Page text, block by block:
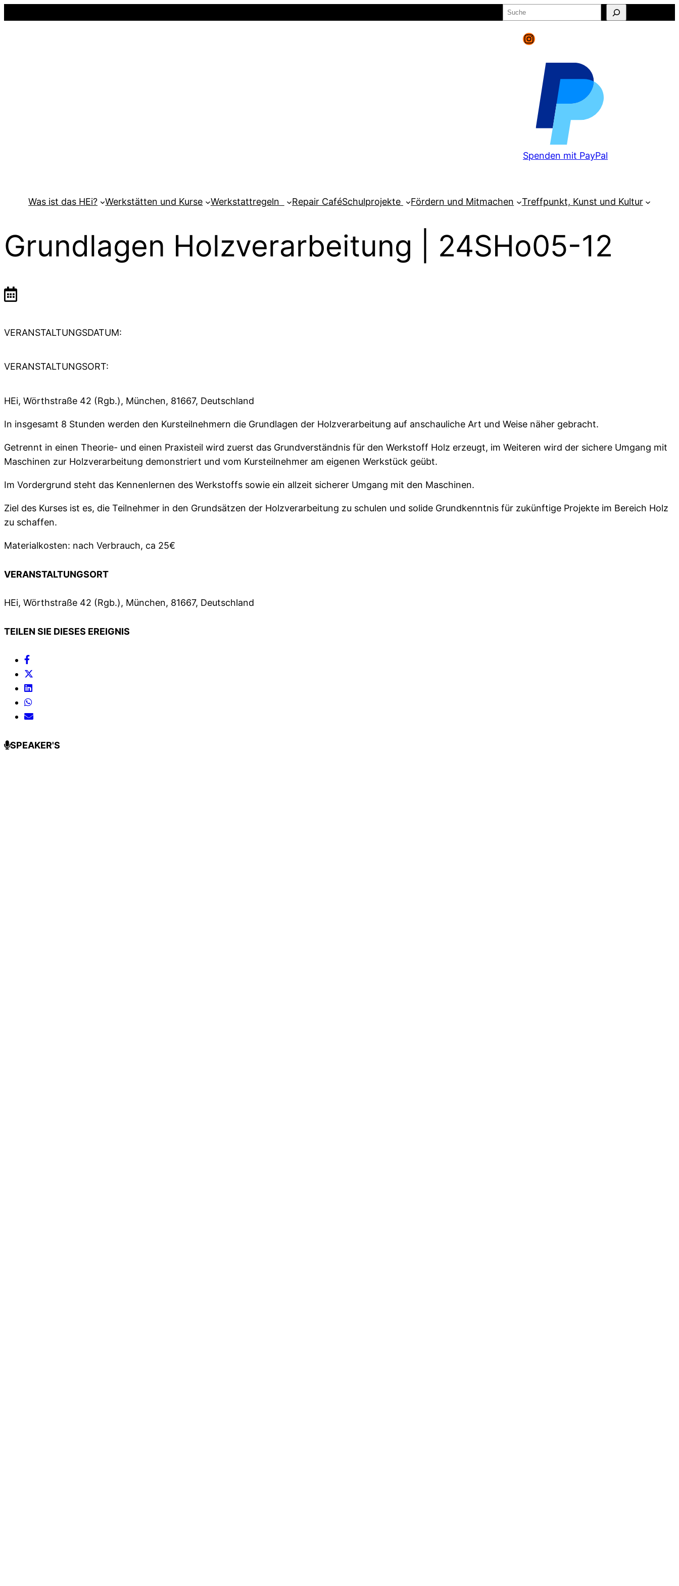
Suchen
Instagram
Spenden mit PayPal
Was ist das HEi? Werkstätten und Kurse Werkstattregeln Repair CaféSchulprojekte Fördern und Mitmachen Treffpunkt, Kunst und Kultur
Grundlagen Holzverarbeitung | 24SHo05-12
VERANSTALTUNGSDATUM:
VERANSTALTUNGSORT:
HEi, Wörthstraße 42 (Rgb.), München, 81667, Deutschland
In insgesamt 8 Stunden werden den Kursteilnehmern die Grundlagen der Holzverarbeitung auf anschauliche Art und Weise näher gebracht.
Getrennt in einen Theorie- und einen Praxisteil wird zuerst das Grundverständnis für den Werkstoff Holz erzeugt, im Weiteren wird der sichere Umgang mit
Maschinen zur Holzverarbeitung demonstriert und vom Kursteilnehmer am eigenen Werkstück geübt.
Im Vordergrund steht das Kennenlernen des Werkstoffs sowie ein allzeit sicherer Umgang mit den Maschinen.
Ziel des Kurses ist es, die Teilnehmer in den Grundsätzen der Holzverarbeitung zu schulen und solide Grundkenntnis für zukünftige Projekte im Bereich Holz
zu schaffen.
Materialkosten: nach Verbrauch, ca 25€
VERANSTALTUNGSORT
HEi, Wörthstraße 42 (Rgb.), München, 81667, Deutschland
TEILEN SIE DIESES EREIGNIS
SPEAKER'S